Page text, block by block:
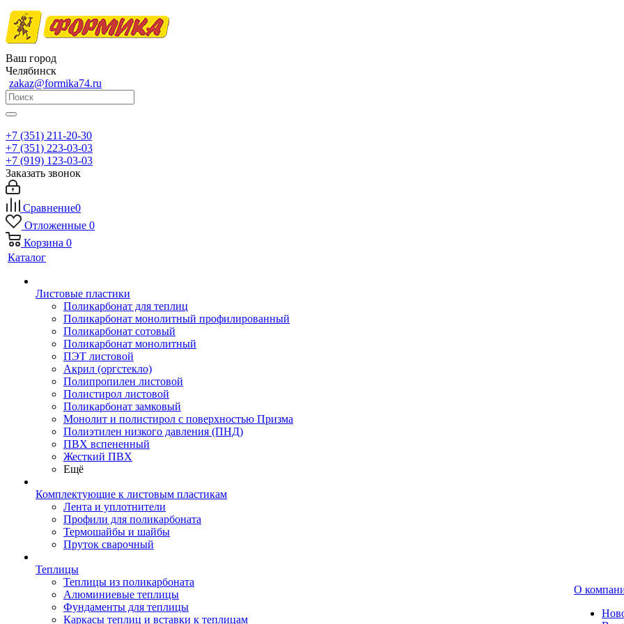
Ваш город
Челябинск
zakaz@formika74.ru
+7 (351) 211-20-30
+7 (351) 223-03-03
+7 (919) 123-03-03
Заказать звонок
Сравнение0
Отложенные 0
Корзина 0
Каталог
Листовые пластики
Поликарбонат для теплиц
Поликарбонат монолитный профилированный
Поликарбонат сотовый
Поликарбонат монолитный
ПЭТ листовой
Акрил (оргстекло)
Полипропилен листовой
Полистирол листовой
Поликарбонат замковый
Монолит и полистирол с поверхностью Призма
Полиэтилен низкого давления (ПНД)
ПВХ вспененный
Жесткий ПВХ
Ещё
Комплектующие к листовым пластикам
Лента и уплотнители
Профили для поликарбоната
Термошайбы и шайбы
Пруток сварочный
Теплицы
Теплицы из поликарбоната
Алюминиевые теплицы
Фундаменты для теплицы
Каркасы теплиц и вставки к теплицам
О